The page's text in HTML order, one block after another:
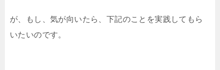
が、もし、気が向いたら、下記のことを実践してもら
いたいのです。